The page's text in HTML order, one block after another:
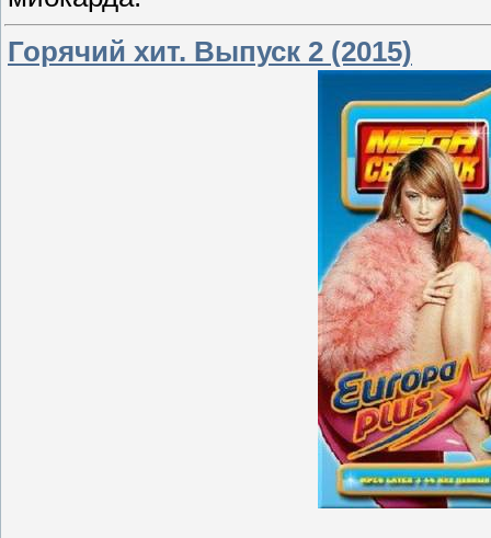
Горячий хит. Выпуск 2 (2015)